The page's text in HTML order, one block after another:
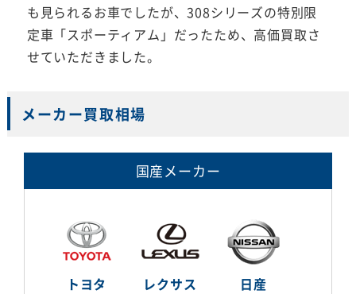
も見られるお車でしたが、308シリーズの特別限
定車「スポーティアム」だったため、高価買取さ
せていただきました。
メーカー買取相場
国産メーカー
トヨタ レクサス 日産